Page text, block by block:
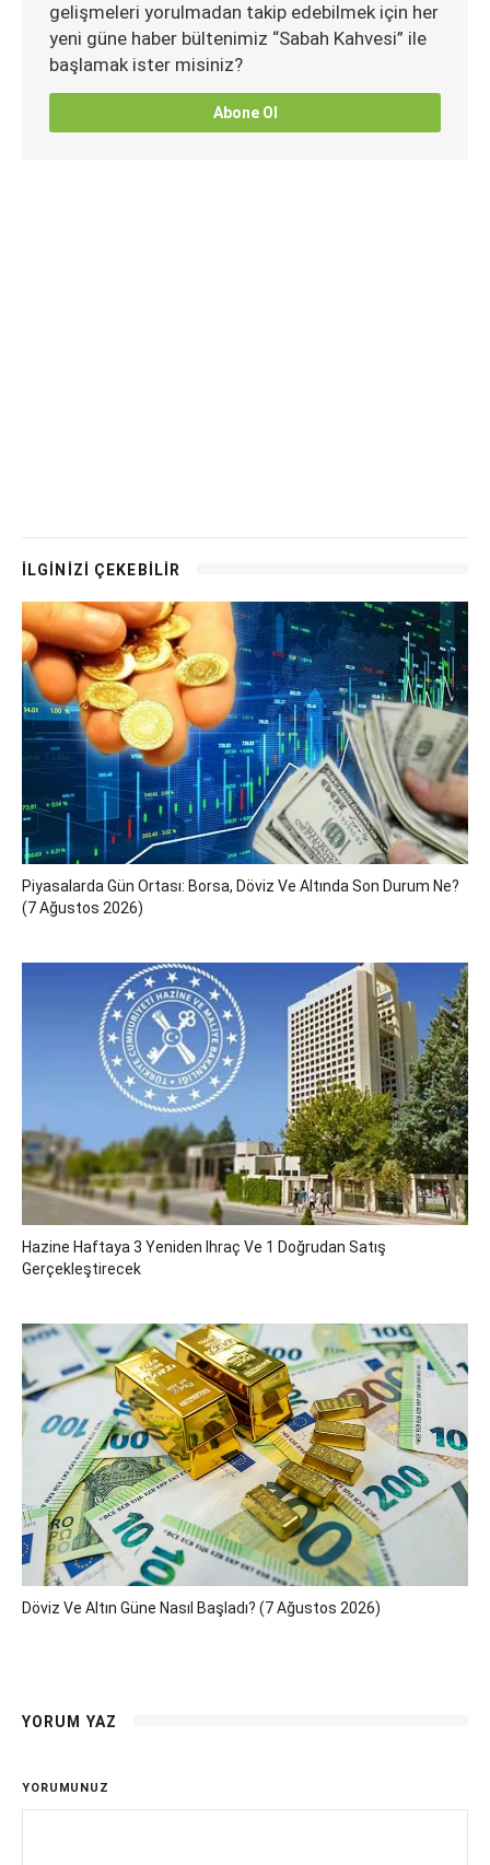
gelişmeleri yorulmadan takip edebilmek için her
yeni güne haber bültenimiz “Sabah Kahvesi” ile
başlamak ister misiniz?
Abone Ol
İLGİNİZİ ÇEKEBİLİR
Piyasalarda Gün Ortası: Borsa, Döviz Ve Altında Son Durum Ne?
(7 Ağustos 2026)
Hazine Haftaya 3 Yeniden Ihraç Ve 1 Doğrudan Satış
Gerçekleştirecek
Döviz Ve Altın Güne Nasıl Başladı? (7 Ağustos 2026)
YORUM YAZ
YORUMUNUZ